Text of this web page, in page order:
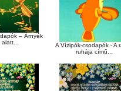
– Árnyék
A Vízipók-csodapók - A
ruhája című...